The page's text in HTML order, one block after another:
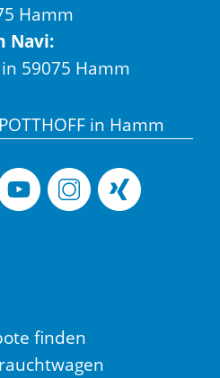
Hamm
Navi:
59075 Hamm
finden